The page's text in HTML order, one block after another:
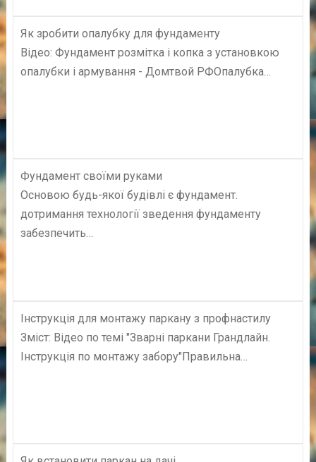
Як зробити опалубку для фундаменту
Відео: Фундамент розмітка і копка з установкою
опалубки і армування - Домтвой РФОпалубка…
Фундамент своїми руками
Основою будь-якої будівлі є фундамент.
дотримання технології зведення фундаменту
забезпечить…
Інструкція для монтажу паркану з профнастилу
Зміст: Відео по темі "Зварні паркани Грандлайн.
Інструкція по монтажу забору"Правильна…